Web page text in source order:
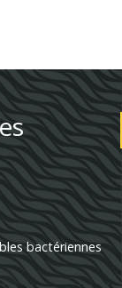
bactériennes